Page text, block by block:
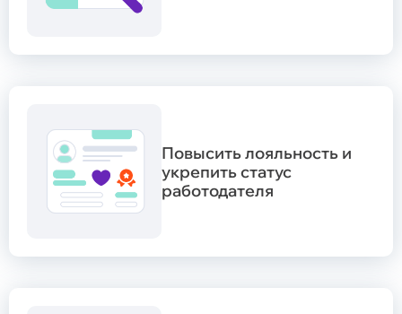
Повысить лояльность и
укрепить статус
работодателя